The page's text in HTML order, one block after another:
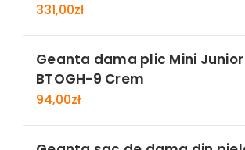
331,00zł
Geanta dama plic Mini Junior
BTOGH-9 Crem
94,00zł